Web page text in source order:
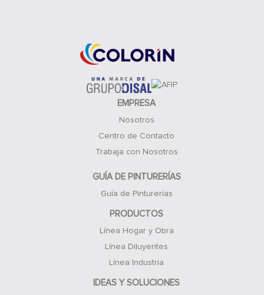
EMPRESA
Nosotros
Centro de Contacto
Trabaja con Nosotros
GUÍA DE PINTURERÍAS
Guía de Pinturerías
PRODUCTOS
Línea Hogar y Obra
Línea Diluyentes
Línea Industria
IDEAS Y SOLUCIONES